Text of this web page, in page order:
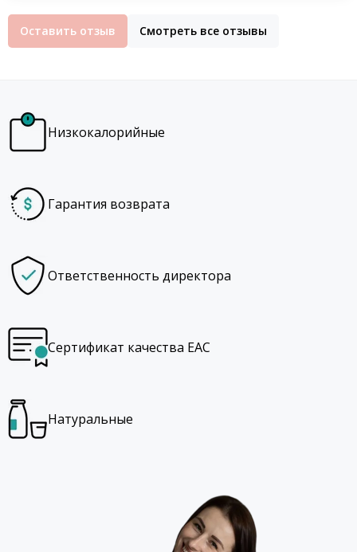
Оставить отзыв Смотреть все отзывы
Низкокалорийные
Гарантия возврата
Ответственность директора
Сертификат качества EAC
Натуральные